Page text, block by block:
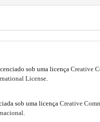
sob uma licença Creative
License
sob uma licença Creative